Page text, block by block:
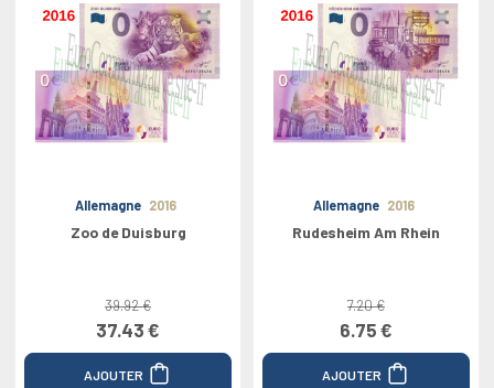
Allemagne 2016
Zoo de Duisburg
39.92 €
37.43 €
AJOUTER
Allemagne 2016
Rudesheim Am Rhein
7.20 €
6.75 €
AJOUTER